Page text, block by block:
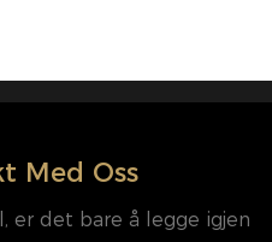
Med Oss
er det bare å legge igjen